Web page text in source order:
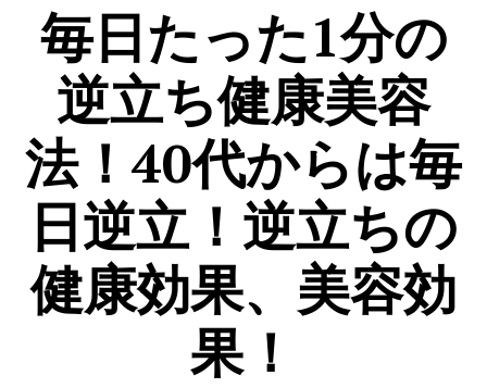
毎日たった1分の
逆立ち健康美容
法！40代からは毎
日逆立！逆立ちの
健康効果、美容効
果！